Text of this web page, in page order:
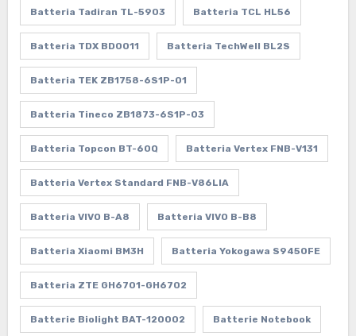
Batteria Tadiran TL-5903 Batteria TCL HL56
Batteria TDX BD0011 Batteria TechWell BL2S
Batteria TEK ZB1758-6S1P-01
Batteria Tineco ZB1873-6S1P-03
Batteria Topcon BT-60Q Batteria Vertex FNB-V131
Batteria Vertex Standard FNB-V86LIA
Batteria VIVO B-A8 Batteria VIVO B-B8
Batteria Xiaomi BM3H Batteria Yokogawa S9450FE
Batteria ZTE GH6701-GH6702
Batterie Biolight BAT-120002 Batterie Notebook